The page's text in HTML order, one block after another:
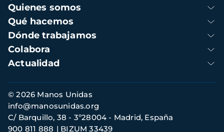
Navegación
principal
Quienes somos
Qué hacemos
Dónde trabajamos
Colabora
Actualidad
Información
de
contacto
© 2026 Manos Unidas
C/ Barquillo, 38 - 3º28004 - Madrid, España
900 811 888
BIZUM 33439
info@manosunidas.org